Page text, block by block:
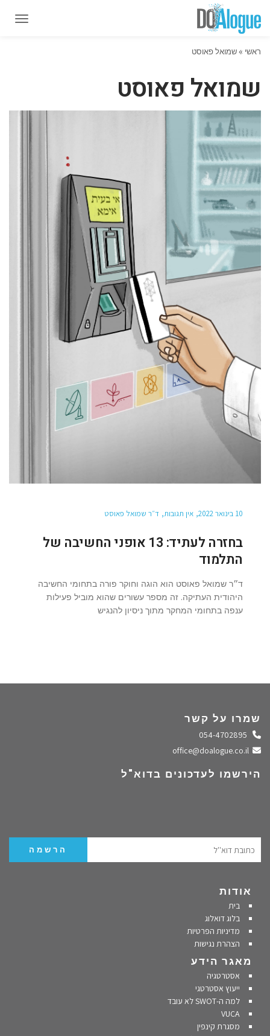
ראשי »שמואל פאוסט
שמואל פאוסט
10 בינואר 2022 אין תגובות ד״ר שמואל פאוסט
בחזרה לעתיד: 13 אופני החשיבה של
התלמוד
ד״ר שמואל פאוסט הוא הוגה וחוקר פורה בתחומי החשיבה
היהודית העתיקה. זה מספר עשורים שהוא מוביל פעילות
ענפה בתחומי המחקר מתוך ניסיון להנגיש
שמרו על קשר
התקשרו אלינו
שלחו מייל
הירשמו לעדכונים בדוא"ל
אודות
בית
בלוג דואלוג
מדיניות הפרטיות
הצהרת נגישות
מאגר הידע
אסטרטגיה
ייעוץ אסטרטגי
למה ה-SWOT לא עובד
VUCA
מסגרת קינפין